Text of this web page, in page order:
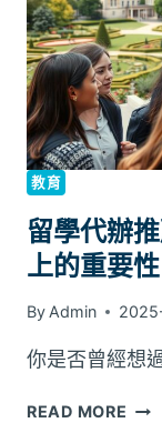
教育
留學代辦
上的重要性
By Admin
你是否曾經想
READ MORE